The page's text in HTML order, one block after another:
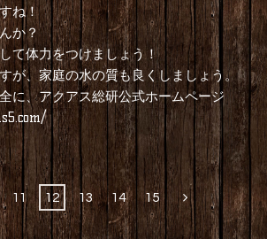
ね！
か？
て体力をつけましょう！
が、家庭の水の質も良くしましょう。
に、アクアス総研公式ホームページ
11 12 13 14 15